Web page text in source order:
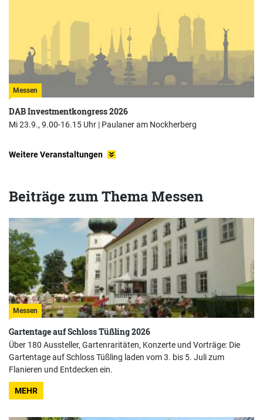
Messen
DAB Investmentkongress 2026
Mi 23.9., 9.00-16.15 Uhr | Paulaner am Nockherberg
Weitere Veranstaltungen
Beiträge zum Thema Messen
Messen
Gartentage auf Schloss Tüßling 2026
Über 180 Aussteller, Gartenraritäten, Konzerte und Vorträge: Die
Gartentage auf Schloss Tüßling laden vom 3. bis 5. Juli zum
Flanieren und Entdecken ein.
MEHR